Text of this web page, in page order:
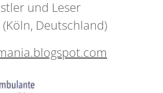
und Leser
Deutschland)